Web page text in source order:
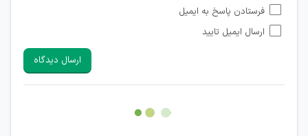
شبکه های مجازی ارتباطی می باشند وجود ندارد.
امکان تأیید نظرات کاربرانی که به هر طریقی قصد مأیوس کردن
هرگونه تحریک، تحقیر و کنایه به سایر افراد (مسئول و غیر مسئول)
غیر مجاز می باشد.
امکان هماهنگی برای هرگونه ملاقات حضوری چه به صورت دسته
فرستادن پاسخ به ایمیل
ارسال ایمیل تایید
ارسال دیدگاه